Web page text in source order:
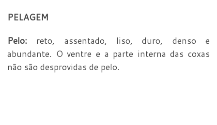
PELAGEM
Pelo: reto, assentado, liso, duro, denso e
abundante. O ventre e a parte interna das coxas
não são desprovidas de pelo.